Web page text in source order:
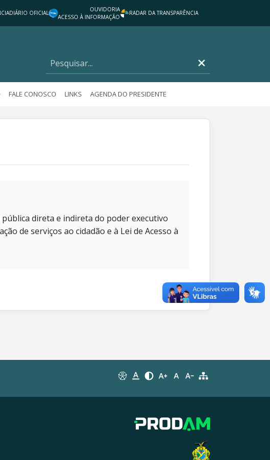
DIÁRIO OFICIAL
OUVIDORIA
ACESSO À INFORMAÇÃO
RADAR DA TRANSPARÊNCIA
FALE CONOSCO LINKS AGENDA DO PRESIDENTE
direta e indireta do poder executivo
de serviços ao cidadão e à Lei de Acesso à